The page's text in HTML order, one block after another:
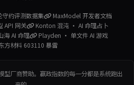
约评测数据集
MaxModel 开发者文档
API 网关
Konton 混沌 · AI 命理占卜
AI 命理
Playden · 单文件 AI 游戏
方材料 603110 暴雷
型厂商赞助。赢政指数的每一分都是系统跑出